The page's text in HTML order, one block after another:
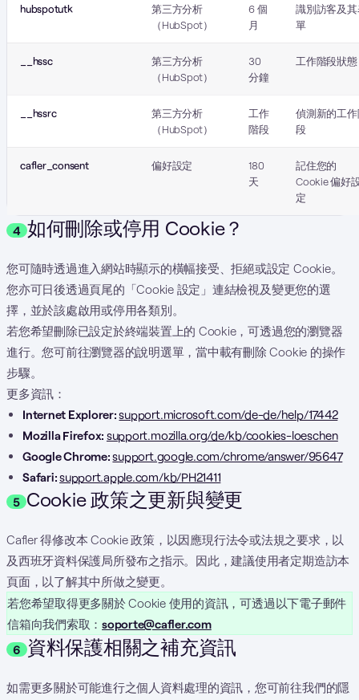
hubspotutk
第三方分析
（HubSpot）
6 個
月
識別訪客及
單
__hssc
第三方分析
（HubSpot）
30
分鐘
工作階段狀態
__hssrc
第三方分析
（HubSpot）
工作
階段
偵測新的工
段
cafler_consent 偏好設定
180
天
記住您的
Cookie 偏好
定
4 如何刪除或停用 Cookie？
您可隨時透過進入網站時顯示的橫幅接受、拒絕或設定 Cookie。
您亦可日後透過頁尾的「Cookie 設定」連結檢視及變更您的選
擇，並於該處啟用或停用各類別。
若您希望刪除已設定於終端裝置上的 Cookie，可透過您的瀏覽器
進行。您可前往瀏覽器的說明選單，當中載有刪除 Cookie 的操作
步驟。
更多資訊：
Internet Explorer:support.microsoft.com/de-de/help/17442
Mozilla Firefox: support.mozilla.org/de/kb/cookies-loeschen
Google Chrome:support.google.com/chrome/answer/95647
Safari:support.apple.com/kb/PH21411
5 Cookie 政策之更新與變更
Cafler 得修改本 Cookie 政策，以因應現行法令或法規之要求，以
及西班牙資料保護局所發布之指示。因此，建議使用者定期造訪本
頁面，以了解其中所做之變更。
若您希望取得更多關於 Cookie 使用的資訊，可透過以下電子郵件
信箱向我們索取：soporte@cafler.com
6 資料保護相關之補充資訊
如需更多關於可能進行之個人資料處理的資訊，您可前往我們的隱